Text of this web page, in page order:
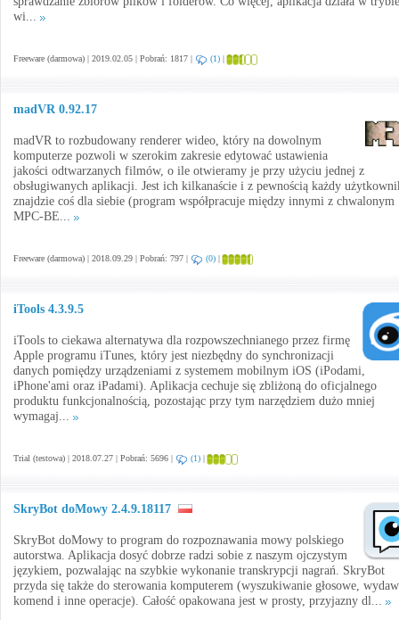
wi...
Freeware (darmowa) | 2019.02.05 | Pobrań: 1817 | (1) |
madVR 0.92.17
madVR to rozbudowany renderer wideo, który na dowolnym
komputerze pozwoli w szerokim zakresie edytować ustawienia
jakości odtwarzanych filmów, o ile otwieramy je przy użyciu jednej z
obsługiwanych aplikacji. Jest ich kilkanaście i z pewnością każdy
znajdzie coś dla siebie (program współpracuje między innymi z chwalonym
MPC-BE...
Freeware (darmowa) | 2018.09.29 | Pobrań: 797 | (0) |
iTools 4.3.9.5
iTools to ciekawa alternatywa dla rozpowszechnianego przez firmę
Apple programu iTunes, który jest niezbędny do synchronizacji
danych pomiędzy urządzeniami z systemem mobilnym iOS (iPodami,
iPhone'ami oraz iPadami). Aplikacja cechuje się zbliżoną do oficjalnego
produktu funkcjonalnością, pozostając przy tym narzędziem dużo mniej
wymagaj...
Trial (testowa) | 2018.07.27 | Pobrań: 5696 | (1) |
SkryBot doMowy 2.4.9.18117
SkryBot doMowy to program do rozpoznawania mowy polskiego
autorstwa. Aplikacja dosyć dobrze radzi sobie z naszym ojczystym
językiem, pozwalając na szybkie wykonanie transkrypcji nagrań. SkryBot
przyda się także do sterowania komputerem (wyszukiwanie głosowe,
komend i inne operacje). Całość opakowana jest w prosty, przyjazny dl...